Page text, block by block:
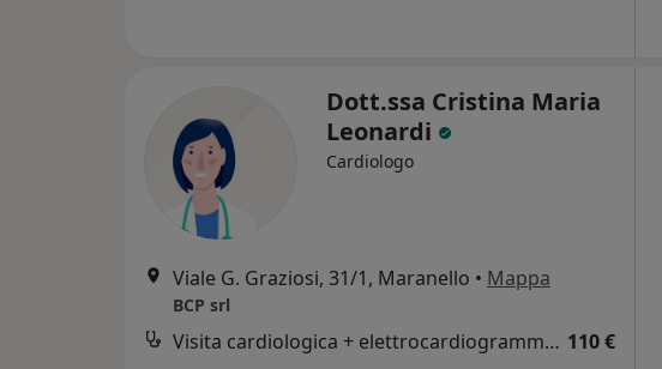
Dott.ssa Cristina Maria
Leonardi
Cardiologo
Viale G. Graziosi, 31/1, Maranello • Mappa
BCP srl
Visita cardiologica + elettrocardiogramma (ECG) 110 €